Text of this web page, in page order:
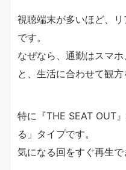
視聴端末が多いほど、
です。
なぜなら、通勤はスマ
と、生活に合わせて観方
特に『THE SEAT OUT
る」タイプです。
気になる回をすぐ再生で